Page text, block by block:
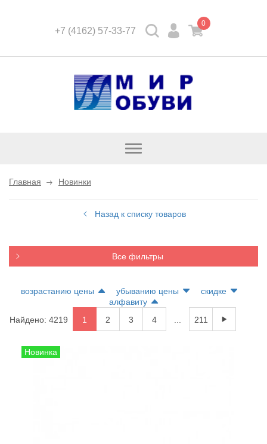
+7 (4162) 57-33-77
0
Открыть
Главная Новинки
Назад к списку товаров
Все фильтры
возрастанию цены убыванию цены
скидке
алфавиту
Найдено: 4219
1 2 3 4 211